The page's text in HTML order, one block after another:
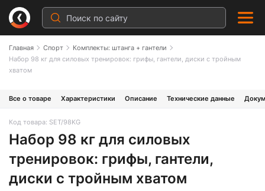
Главная Спорт
Комплекты: штанга + гантели
Набор 98 кг для силовых тренировок: грифы, гантели, диски с тройным
хватом
Все о товаре Характеристики Описание Технические данные
Код товара: SET/98KG
Набор 98 кг для силовых
тренировок: грифы, гантели,
диски с тройным хватом